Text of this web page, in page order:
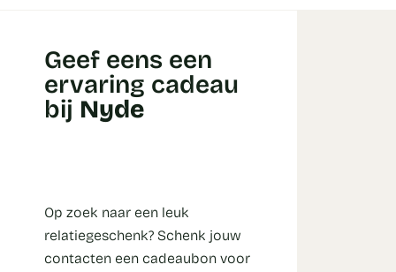
Geef eens een
ervaring cadeau
bij Nyde
Op zoek naar een leuk
relatiegeschenk? Schenk jouw
contacten een cadeaubon voor